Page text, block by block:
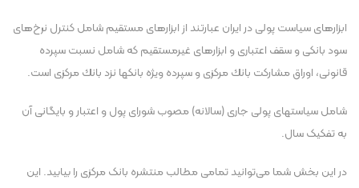
ابزارهای سياست پولی در ايران عبارتند از ابزارهای مستقيم شامل کنترل نرخ‌های
سود بانکی و سقف اعتباری و ابزارهای غيرمستقيم که شامل نسبت سپرده
قانونی، اوراق مشاركت بانك مركزی و سپرده ويژه بانكها نزد بانك مركزی است.
شامل سياستهای پولی جاری (سالانه) مصوب شورای پول و اعتبار و بايگانی آن
به تفکيک سال.
در اين بخش شما می‌توانيد تمامی مطالب منتشره بانک مرکزی را بيابيد. اين